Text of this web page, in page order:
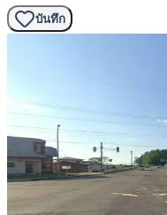
บันทึก